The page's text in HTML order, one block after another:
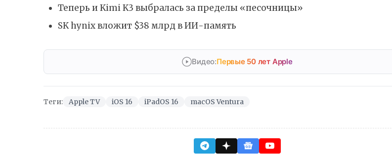
Теперь и Kimi K3 выбралась за пределы «песочницы»
SK hynix вложит $38 млрд в ИИ-память
Видео:Первые 50 лет Apple
Теги: Apple TV iOS 16 iPadOS 16 macOS Ventura